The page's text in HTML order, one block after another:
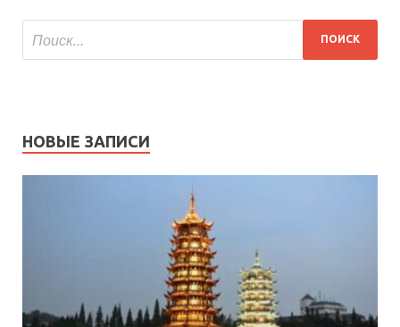
НОВЫЕ ЗАПИСИ